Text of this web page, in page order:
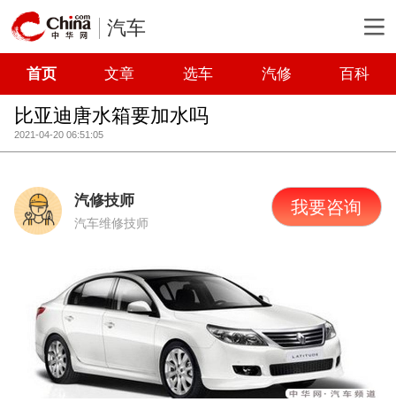
汽车
首页 文章 选车 汽修 百科
比亚迪唐水箱要加水吗
2021-04-20 06:51:05
汽修技师
汽车维修技师
我要咨询